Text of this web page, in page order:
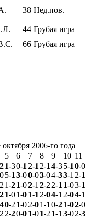
38 Нед.пов.
44 Грубая игра
66 Грубая игра
2006-го года
5 6 7 8 9 10 11
21-3
5-1
0-1
3-0
2-1
0-0
2-1
3-0
4-3
4-3
5-1
3-1
0-0
2-1
2
1-2
1-0
1-0
1-0
2-1
1-1
2-2
2-0
2-1
4-1
1-0
2-0
3-1
4-1
40-2
2-2
1-0
0-0
2-0
1-0
1-1
1-2
0-2
1-1
1-0
3-0
2-0
2-3